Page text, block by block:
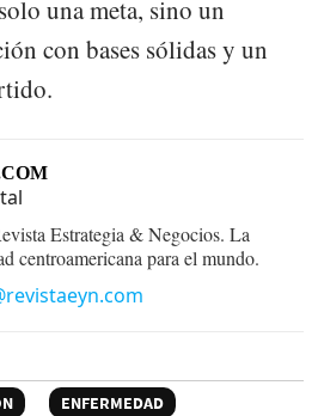
una meta, sino un
con bases sólidas y un
Estrategia & Negocios. La
centroamericana para el mundo.
ENFERMEDAD